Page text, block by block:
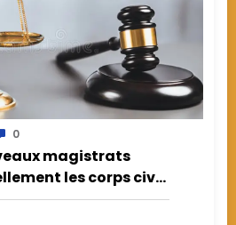
0
magistrats
les corps civil